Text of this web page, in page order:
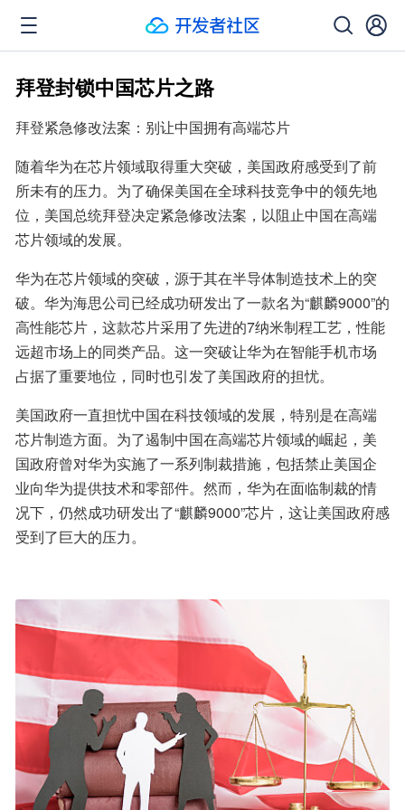
拜登封锁中国芯片之路
拜登紧急修改法案：别让中国拥有高端芯片
随着华为在芯片领域取得重大突破，美国政府感受到了前
所未有的压力。为了确保美国在全球科技竞争中的领先地
位，美国总统拜登决定紧急修改法案，以阻止中国在高端
芯片领域的发展。
华为在芯片领域的突破，源于其在半导体制造技术上的突
破。华为海思公司已经成功研发出了一款名为“麒麟9000”的
高性能芯片，这款芯片采用了先进的7纳米制程工艺，性能
远超市场上的同类产品。这一突破让华为在智能手机市场
占据了重要地位，同时也引发了美国政府的担忧。
美国政府一直担忧中国在科技领域的发展，特别是在高端
芯片制造方面。为了遏制中国在高端芯片领域的崛起，美
国政府曾对华为实施了一系列制裁措施，包括禁止美国企
业向华为提供技术和零部件。然而，华为在面临制裁的情
况下，仍然成功研发出了“麒麟9000”芯片，这让美国政府感
受到了巨大的压力。